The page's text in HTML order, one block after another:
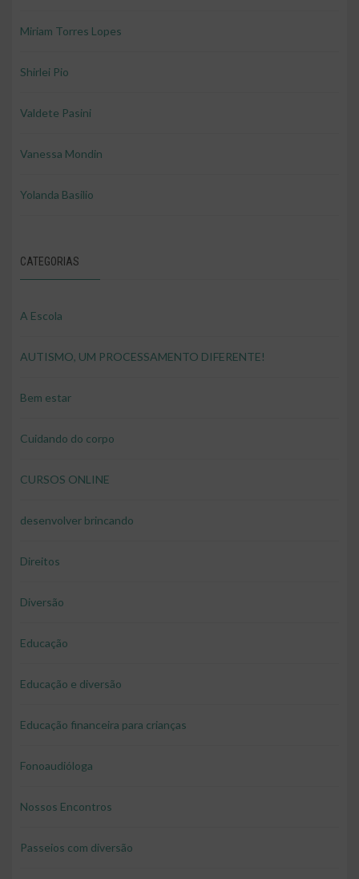
Miriam Torres Lopes
Shirlei Pio
Valdete Pasini
Vanessa Mondin
Yolanda Basilio
CATEGORIAS
A Escola
AUTISMO, UM PROCESSAMENTO DIFERENTE!
Bem estar
Cuidando do corpo
CURSOS ONLINE
desenvolver brincando
Direitos
Diversão
Educação
Educação e diversão
Educação financeira para crianças
Fonoaudióloga
Nossos Encontros
Passeios com diversão